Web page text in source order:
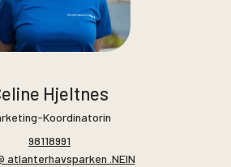
Hjeltnes
Koordinatorin
98118991
atlanterhavsparken .NEIN